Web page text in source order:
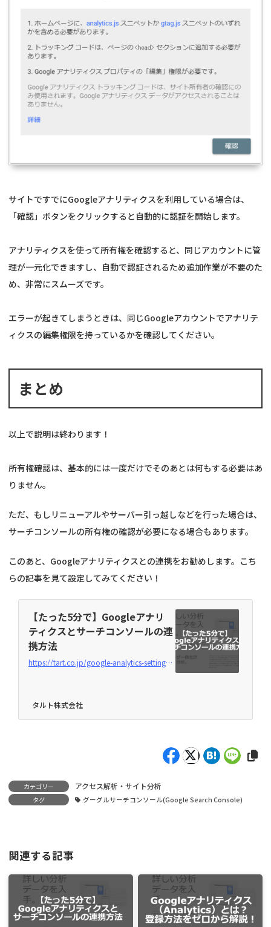
サイトですでにGoogleアナリティクスを利用している場合は、
「確認」ボタンをクリックすると自動的に認証を開始します。
アナリティクスを使って所有権を確認すると、同じアカウントに管
理が一元化できますし、自動で認証されるため追加作業が不要のた
め、非常にスムーズです。
エラーが起きてしまうときは、同じGoogleアカウントでアナリテ
ィクスの編集権限を持っているかを確認してください。
まとめ
以上で説明は終わります！
所有権確認は、基本的には一度だけでそのあとは何もする必要はあ
りません。
ただ、もしリニューアルやサーバー引っ越しなどを行った場合は、
サーチコンソールの所有権の確認が必要になる場合もあります。
このあと、Googleアナリティクスとの連携をお勧めします。こち
らの記事を見て設定してみてください！
【たった5分で】Googleアナリ
ティクスとサーチコンソールの連
携方法
https://tart.co.jp/google-analytics-setting-searchconsole
タルト株式会社
カテゴリー アクセス解析・サイト分析
タグ グーグルサーチコンソール(Google Search Console)
関連する記事